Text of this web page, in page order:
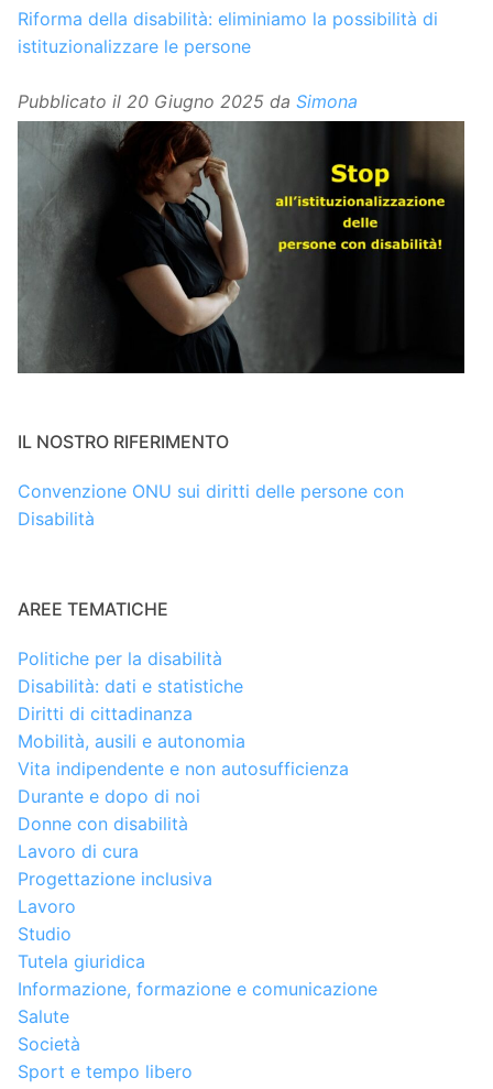
Riforma della disabilità: eliminiamo la possibilità di
istituzionalizzare le persone
Pubblicato il 20 Giugno 2025 da Simona
IL NOSTRO RIFERIMENTO
Convenzione ONU sui diritti delle persone con
Disabilità
AREE TEMATICHE
Politiche per la disabilità
Disabilità: dati e statistiche
Diritti di cittadinanza
Mobilità, ausili e autonomia
Vita indipendente e non autosufficienza
Durante e dopo di noi
Donne con disabilità
Lavoro di cura
Progettazione inclusiva
Lavoro
Studio
Tutela giuridica
Informazione, formazione e comunicazione
Salute
Società
Sport e tempo libero